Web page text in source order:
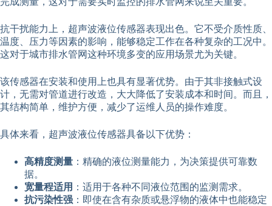
抗干扰能力上，超声波液位传感器表现出色。它不受介质性质、
温度、压力等因素的影响，能够稳定工作在各种复杂的工况中。
这对于城市排水管网这种环境多变的应用场景尤为关键。
该传感器在安装和使用上也具有显著优势。由于其非接触式设
计，无需对管道进行改造，大大降低了安装成本和时间。而且，
其结构简单，维护方便，减少了运维人员的操作难度。
具体来看，超声波液位传感器具备以下优势：
高精度测量 ：精确的液位测量能力，为决策提供可靠数
据。
宽量程适用 ：适用于各种不同液位范围的监测需求。
抗污染性强 ：即使在含有杂质或悬浮物的液体中也能稳定